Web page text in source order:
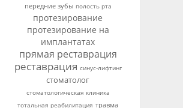
передние зубы полость рта
протезирование
протезирование на
имплантатах
прямая реставрация
реставрация синус-лифтинг
стоматолог
стоматологическая клиника
тотальная реабилитация травма